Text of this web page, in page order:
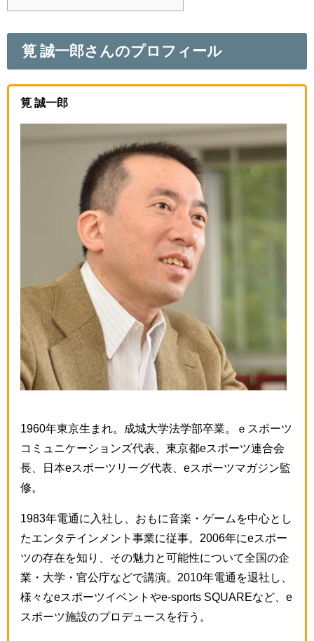
筧 誠一郎さんのプロフィール
筧 誠一郎
1960年東京生まれ。成城大学法学部卒業。ｅスポーツ
コミュニケーションズ代表、東京都eスポーツ連合会
長、日本eスポーツリーグ代表、eスポーツマガジン監
修。
1983年電通に入社し、おもに音楽・ゲームを中心とし
たエンタテインメント事業に従事。2006年にeスポー
ツの存在を知り、その魅力と可能性について全国の企
業・大学・官公庁などで講演。2010年電通を退社し、
様々なeスポーツイベントやe-sports SQUAREなど、e
スポーツ施設のプロデュースを行う。